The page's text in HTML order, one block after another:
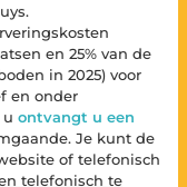
en 25% van de
in 2025) voor
en onder
u ontvangt u een
Je kunt de
of telefonisch
telefonisch te